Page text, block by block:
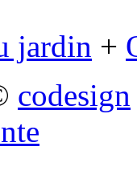
jardin +
codesign